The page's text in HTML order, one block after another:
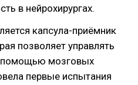
в нейрохирургах.
капсула-приёмник
позволяет управлять
мозговых
первые испытания